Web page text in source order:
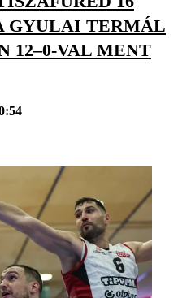
GYULAI TERMÁL
12–0-VAL MENT